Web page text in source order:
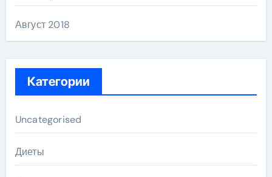
Август 2018
Категории
Uncategorised
Диеты